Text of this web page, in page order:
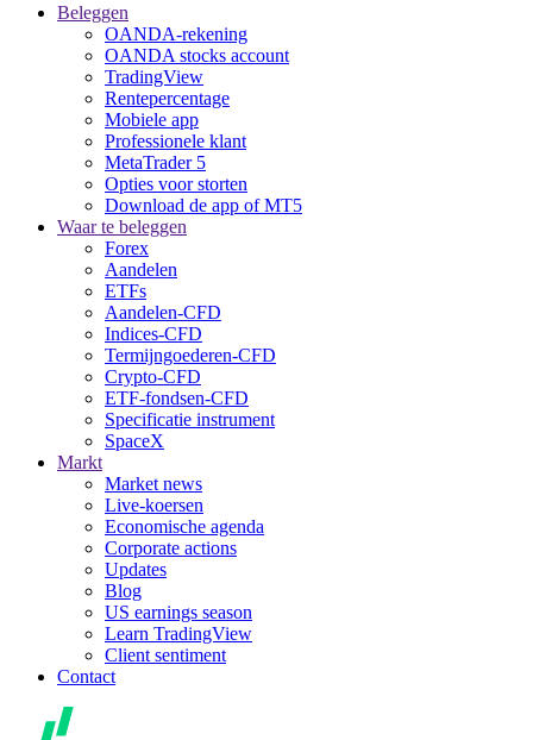
Beleggen
OANDA-rekening
OANDA stocks account
TradingView
Rentepercentage
Mobiele app
Professionele klant
MetaTrader 5
Opties voor storten
Download de app of MT5
Waar te beleggen
Forex
Aandelen
ETFs
Aandelen-CFD
Indices-CFD
Termijngoederen-CFD
Crypto-CFD
ETF-fondsen-CFD
Specificatie instrument
SpaceX
Markt
Market news
Live-koersen
Economische agenda
Corporate actions
Updates
Blog
US earnings season
Learn TradingView
Client sentiment
Contact